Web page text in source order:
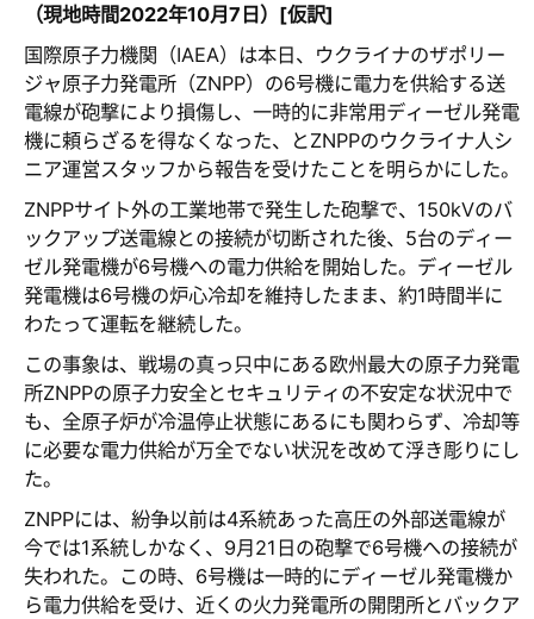
（現地時間2022年10月7日）[仮訳]
国際原子力機関（IAEA）は本日、ウクライナのザポリー
ジャ原子力発電所（ZNPP）の6号機に電力を供給する送
電線が砲撃により損傷し、一時的に非常用ディーゼル発電
機に頼らざるを得なくなった、とZNPPのウクライナ人シ
ニア運営スタッフから報告を受けたことを明らかにした。
ZNPPサイト外の工業地帯で発生した砲撃で、150kVのバ
ックアップ送電線との接続が切断された後、5台のディー
ゼル発電機が6号機への電力供給を開始した。ディーゼル
発電機は6号機の炉心冷却を維持したまま、約1時間半に
わたって運転を継続した。
この事象は、戦場の真っ只中にある欧州最大の原子力発電
所ZNPPの原子力安全とセキュリティの不安定な状況中で
も、全原子炉が冷温停止状態にあるにも関わらず、冷却等
に必要な電力供給が万全でない状況を改めて浮き彫りにし
た。
ZNPPには、紛争以前は4系統あった高圧の外部送電線が
今では1系統しかなく、9月21日の砲撃で6号機への接続が
失われた。この時、6号機は一時的にディーゼル発電機か
ら電力供給を受け、近くの火力発電所の開閉所とバックア